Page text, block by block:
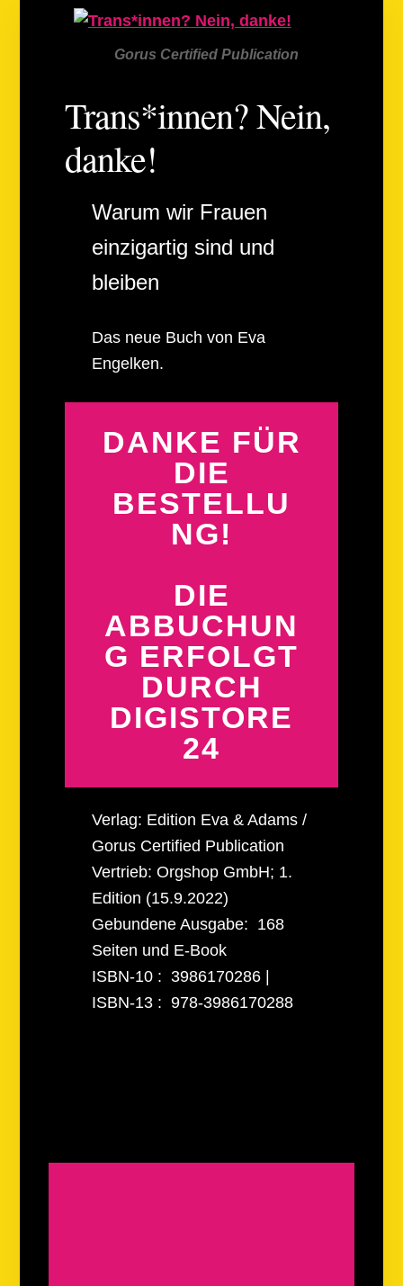
Gorus Certified Publication
Trans*innen? Nein,
danke!
Warum wir Frauen
einzigartig sind und
bleiben
Das neue Buch von Eva
Engelken.
DANKE FÜR
DIE
BESTELLU
NG!
DIE
ABBUCHUN
G ERFOLGT
DURCH
DIGISTORE
24
Verlag: Edition Eva & Adams /
Gorus Certified Publication
Vertrieb:‎ Orgshop GmbH; 1.
Edition (15.9.2022)
Gebundene Ausgabe: ‎ 168
Seiten und E-Book
ISBN-10 ‏: ‎ 3986170286 |
ISBN-13‏ : ‎ 978-3986170288